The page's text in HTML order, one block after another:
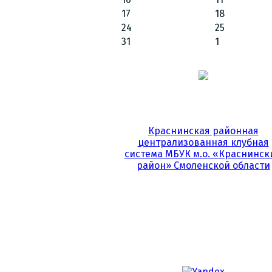
17
18
24
25
31
1
Краснинская районная
централизованная клубная
система МБУК м.о.
район» Смоленской области